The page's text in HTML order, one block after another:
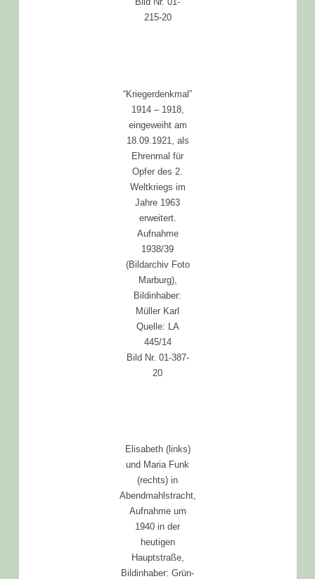
215-20
“Kriegerdenkmal”
1914 – 1918,
eingeweiht am
18.09.1921, als
Ehrenmal für
Opfer des 2.
Weltkriegs im
Jahre 1963
erweitert.
Aufnahme
1938/39
(Bildarchiv Foto
Marburg),
Bildinhaber:
Müller Karl
Quelle: LA
445/14
Bild Nr. 01-387-
20
Elisabeth (links)
und Maria Funk
(rechts) in
Abendmahlstracht,
Aufnahme um
1940 in der
heutigen
Hauptstraße,
Bildinhaber: Grün-